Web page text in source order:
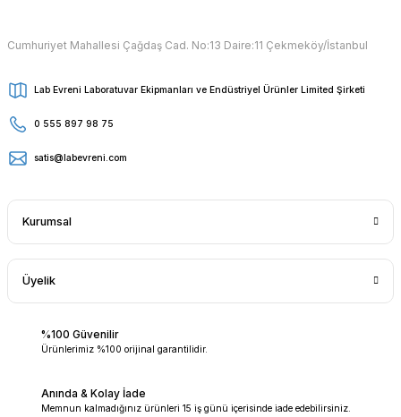
Cumhuriyet Mahallesi Çağdaş Cad. No:13 Daire:11 Çekmeköy/İstanbul
Lab Evreni Laboratuvar Ekipmanları ve Endüstriyel Ürünler Limited Şirketi
0 555 897 98 75
satis@labevreni.com
Kurumsal
Üyelik
%100 Güvenilir
Ürünlerimiz %100 orijinal garantilidir.
Anında & Kolay İade
Memnun kalmadığınız ürünleri 15 iş günü içerisinde iade edebilirsiniz.